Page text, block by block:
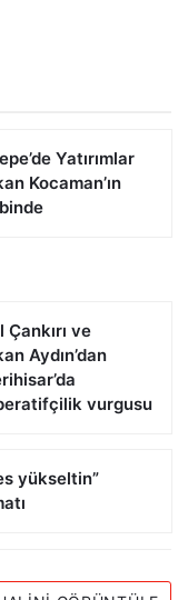
Yatırımlar
Kocaman’ın
Çankırı ve
Aydın’dan
vurgusu
yükseltin”